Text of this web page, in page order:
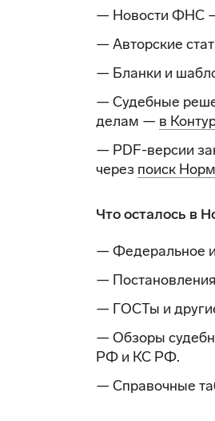
— Новости ФНС
— Авторские
— Бланки и
— Судебные
делам — в
— PDF-версии
через поиск
Что осталось в
— Федеральное и
—
— ГОСТы и
— Обзоры
РФ и КС РФ.
— Справочные